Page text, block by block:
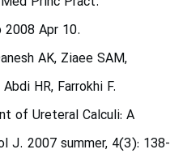
Apr 10.
AK, Ziaee SAM,
HR, Farrokhi F.
of Ureteral Calculi: A
J. 2007 summer, 4(3): 138-